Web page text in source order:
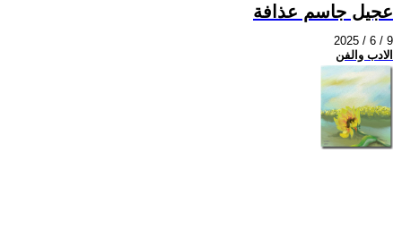
عجيل جاسم عذافة
2025 / 6 / 9
الادب والفن